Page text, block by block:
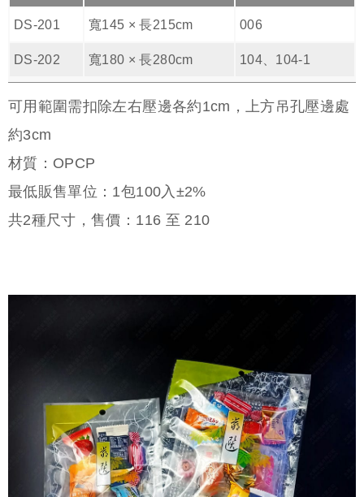
DS-201 寬145 × 長215cm 006
DS-202 寬180 × 長280cm 104、104-1
可用範圍需扣除左右壓邊各約1cm，上方吊孔壓邊處
約3cm
材質：OPCP
最低販售單位：1包100入±2%
共2種尺寸，售價： 116 至 210